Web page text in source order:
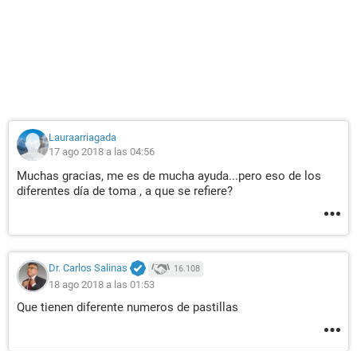
Lauraarriagada
17 ago 2018 a las 04:56
Muchas gracias, me es de mucha ayuda...pero eso de los
diferentes día de toma , a que se refiere?
Dr. Carlos Salinas 16.108
18 ago 2018 a las 01:53
Que tienen diferente numeros de pastillas